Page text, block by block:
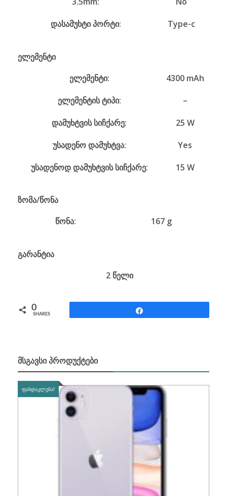
დასამუხტი პორტი:
Type-c
ელემენტი
ელემენტი:
4300 mAh
ელემენტის ტიპი:
–
დამუხტვის სიჩქარე:
25 W
უსადენო დამუხტვა:
Yes
უსადენოდ დამუხტვის სიჩქარე:
15 W
ზომა/წონა
წონა:
167 g
გარანტია
2 წელი
0
SHARES
ᲛᲡᲒᲐᲕᲡᲘ ᲞᲠᲝᲓᲣᲥᲢᲔᲑᲘ
ᲤᲐᲡᲓᲐᲙᲚᲔᲑᲐ!